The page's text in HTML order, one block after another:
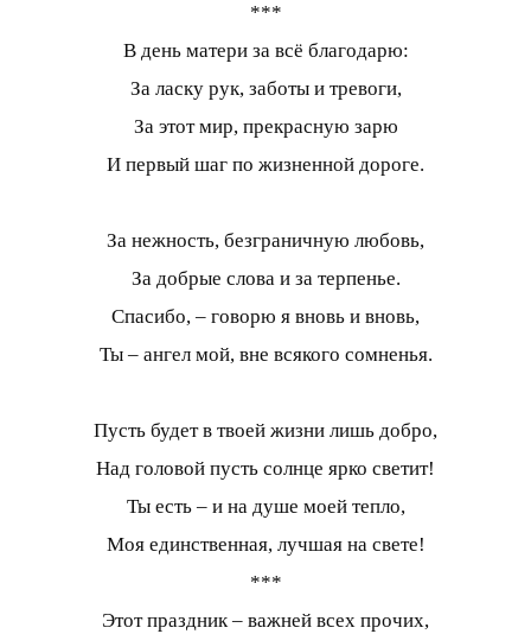
***
В день матери за всё благодарю:
За ласку рук, заботы и тревоги,
За этот мир, прекрасную зарю
И первый шаг по жизненной дороге.
За нежность, безграничную любовь,
За добрые слова и за терпенье.
Спасибо, – говорю я вновь и вновь,
Ты – ангел мой, вне всякого сомненья.
Пусть будет в твоей жизни лишь добро,
Над головой пусть солнце ярко светит!
Ты есть – и на душе моей тепло,
Моя единственная, лучшая на свете!
***
Этот праздник – важней всех прочих,